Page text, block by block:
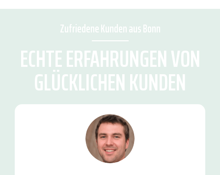
Zufriedene Kunden aus Bonn
ECHTE ERFAHRUNGEN VON
GLÜCKLICHEN KUNDEN